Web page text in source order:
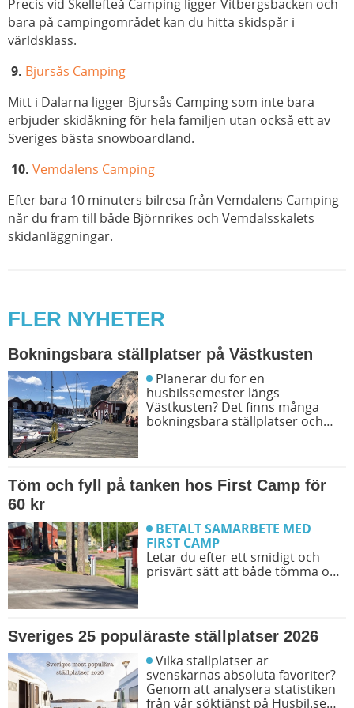
Precis vid Skellefteå Camping ligger Vitbergsbacken och
bara på campingområdet kan du hitta skidspår i
världsklass.
9. Bjursås Camping
Mitt i Dalarna ligger Bjursås Camping som inte bara
erbjuder skidåkning för hela familjen utan också ett av
Sveriges bästa snowboardland.
10. Vemdalens Camping
Efter bara 10 minuters bilresa från Vemdalens Camping
når du fram till både Björnrikes och Vemdalsskalets
skidanläggningar.
FLER NYHETER
Bokningsbara ställplatser på Västkusten
husbilssemester längs
Västkusten? Det finns många
bokningsbara ställplatser och
ställplatser och husbilsplatser så
att du kan bestämma din resrutt.
Töm och fyll på tanken hos First Camp för
60 kr
BETALT SAMARBETE MED
FIRST CAMP
Letar du efter ett smidigt och
prisvärt sätt att både tömma och
av de närmare 50 First Camp
destinationerna i Sverige. Kanske
kommer du även upptäcka en ny
favoritcamping.
Sveriges 25 populäraste ställplatser 2026
Vilka ställplatser är
svenskarnas absoluta favoriter?
Genom att analysera statistiken
från vår söktjänst på Husbil.se